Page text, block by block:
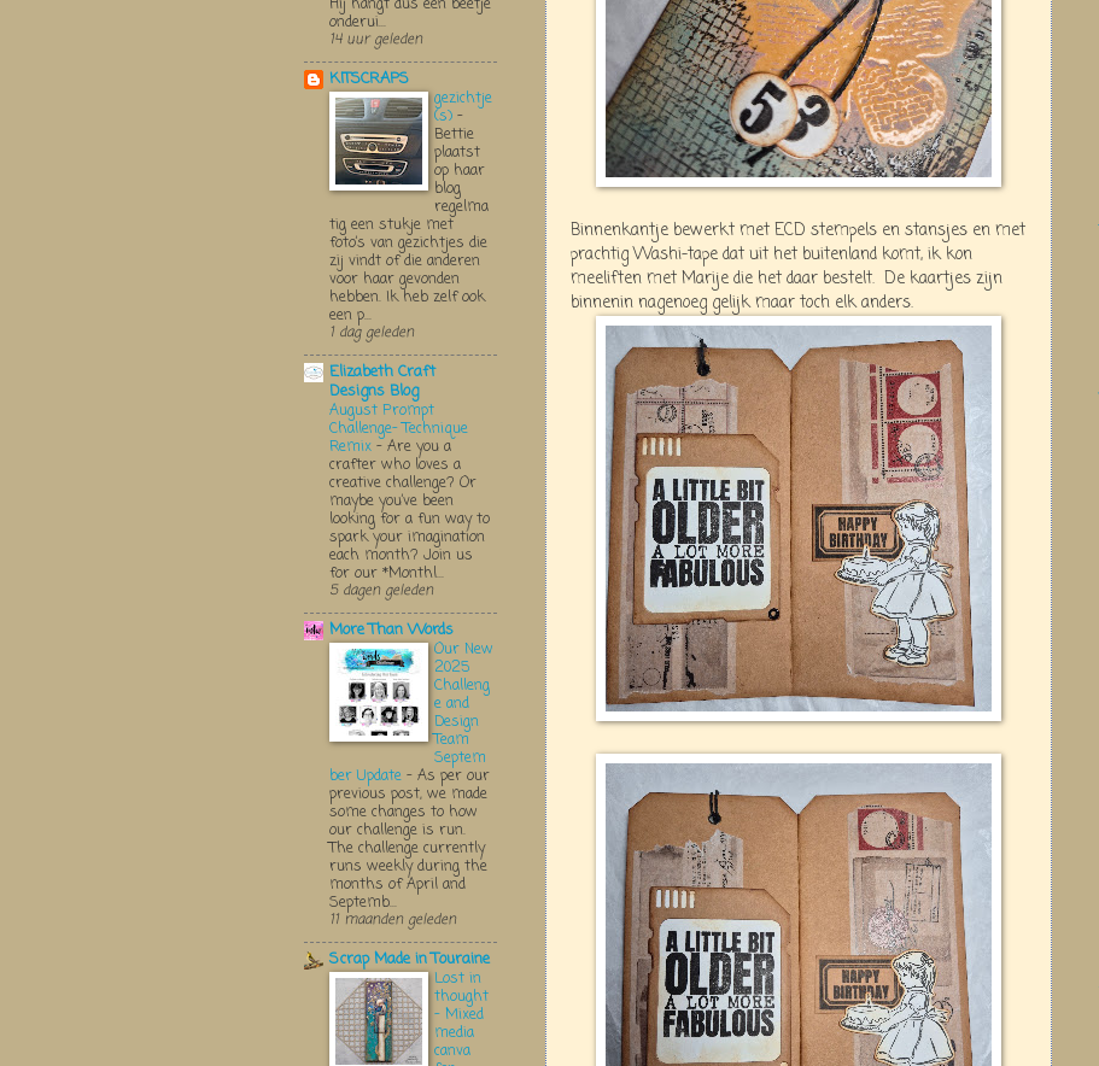
Binnenkantje bewerkt met ECD stempels en stansjes en met
prachtig Washi-tape dat uit het buitenland komt, ik kon
meeliften met Marije die het daar bestelt. De kaartjes zijn
binnenin nagenoeg gelijk maar toch elk anders.
Hij hangt dus een beetje
onderui...
14 uur geleden
KITSCRAPS
gezichtje
(s) -
Bettie
plaatst
op haar
blog
regelma
tig een stukje met
foto’s van gezichtjes die
zij vindt of die anderen
voor haar gevonden
hebben. Ik heb zelf ook
een p...
1 dag geleden
Elizabeth Craft
Designs Blog
August Prompt
Challenge- Technique
Remix - Are you a
crafter who loves a
creative challenge? Or
maybe you’ve been
looking for a fun way to
spark your imagination
each month? Join us
for our *Monthl...
5 dagen geleden
More Than Words
Our New
2025
Challeng
e and
Design
Team
Septem
ber Update - As per our
previous post, we made
some changes to how
our challenge is run.
The challenge currently
runs weekly during the
months of April and
Septemb...
11 maanden geleden
Scrap Made in Touraine
Lost in
thought
- Mixed
media
canva